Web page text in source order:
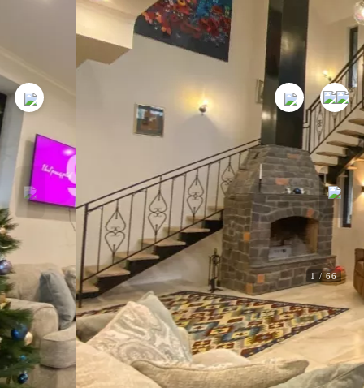
1 /66
ᲥირავდებაBalkonum Luxury Guest House
Balkonum Luxury Guest House. ხოდა,
ტავუში